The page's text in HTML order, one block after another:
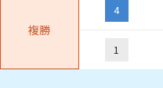
複勝
4
1